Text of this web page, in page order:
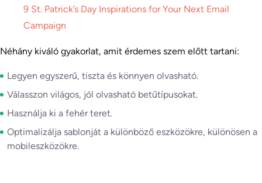
9 St. Patrick’s Day Inspirations for Your Next Email
Campaign
Néhány kiváló gyakorlat, amit érdemes szem előtt tartani:
Legyen egyszerű, tiszta és könnyen olvasható.
Válasszon világos, jól olvasható betűtípusokat.
Használja ki a fehér teret.
Optimalizálja sablonját a különböző eszközökre, különösen a
mobileszközökre.